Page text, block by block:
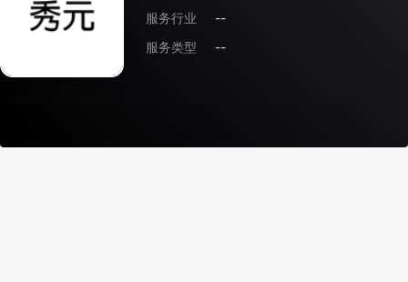
服务行业
--
服务类型
--